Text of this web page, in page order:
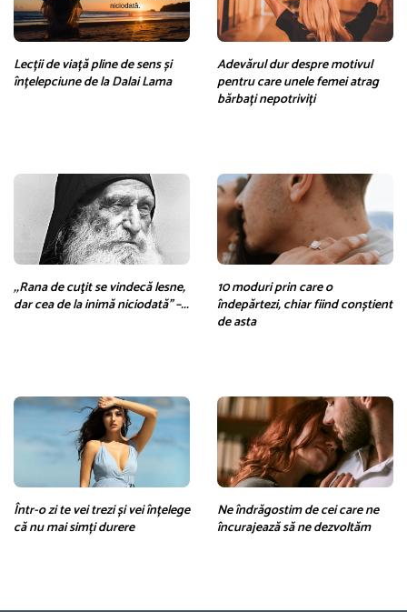
Lecții de viață pline de sens și
înțelepciune de la Dalai Lama
Adevărul dur despre motivul
pentru care unele femei atrag
bărbați nepotriviți
,,Rana de cuţit se vindecă lesne,
dar cea de la inimă niciodată” –...
10 moduri prin care o
îndepărtezi, chiar fiind conștient
de asta
Într-o zi te vei trezi și vei înțelege
că nu mai simți durere
Ne îndrăgostim de cei care ne
încurajează să ne dezvoltăm